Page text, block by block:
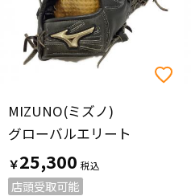
MIZUNO(ミズノ)
グローバルエリート
￥25,300
店頭受取可能